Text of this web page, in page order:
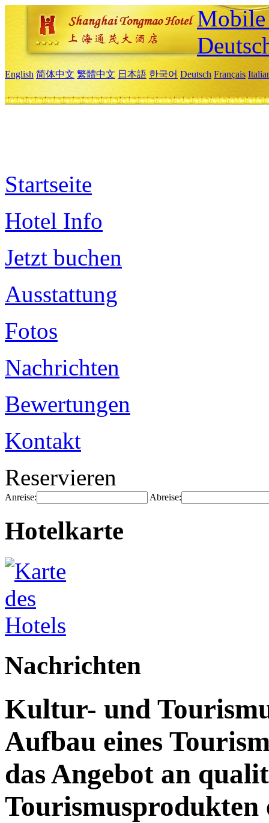
English 简体中文 繁體中文 日本語 한국어 Deutsch Français
Startseite
Hotel Info
Jetzt buchen
Ausstattung
Fotos
Nachrichten
Bewertungen
Kontakt
Reservieren
Anreise: Abreise:
Hotelkarte
Nachrichten
Kultur- und
Aufbau eines
das Angebot an
Tourismusprodukten